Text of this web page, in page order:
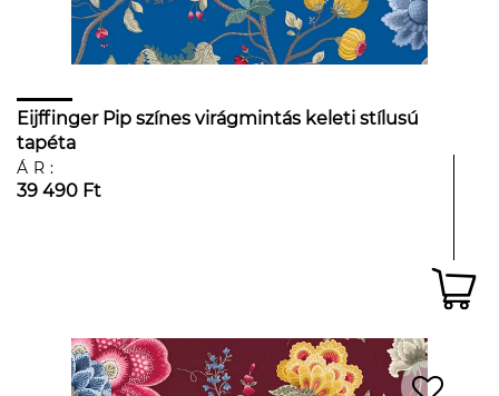
Eijffinger Pip színes virágmintás keleti stílusú
tapéta
ÁR:
39 490 Ft